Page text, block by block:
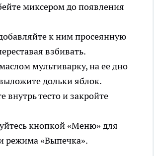
миксером до появления
к ним просеянную
взбивать.
мультиварку, на ее дно
дольки яблок.
внутрь тесто и закройте
кнопкой «Меню» для
режима «Выпечка».